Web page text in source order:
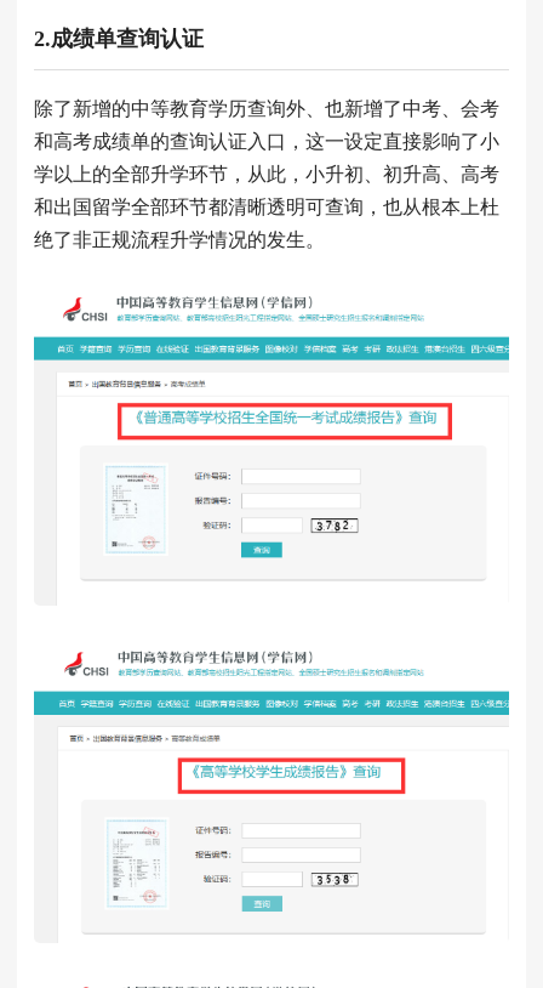
2.成绩单查询认证
除了新增的中等教育学历查询外、也新增了中考、会考
和高考成绩单的查询认证入口，这一设定直接影响了小
学以上的全部升学环节，从此，小升初、初升高、高考
和出国留学全部环节都清晰透明可查询，也从根本上杜
绝了非正规流程升学情况的发生。